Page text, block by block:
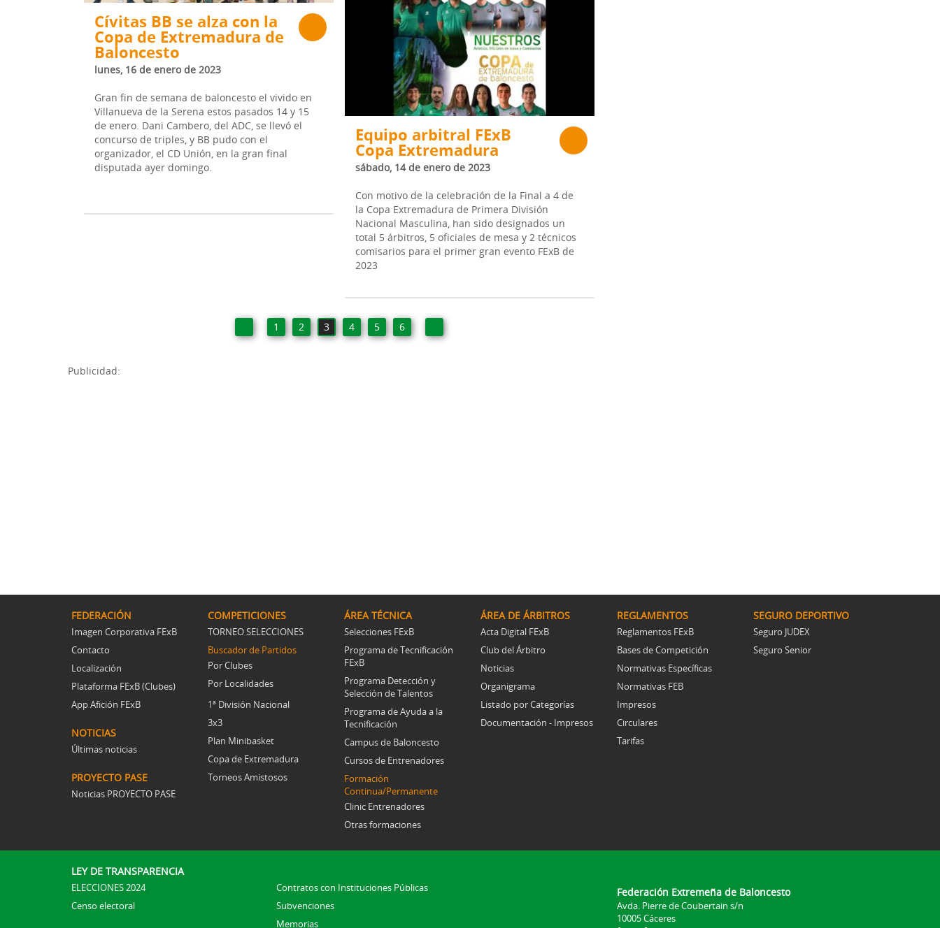
Cívitas BB se alza con la
Copa de Extremadura de
Baloncesto
lunes, 16 de enero de 2023
Gran fin de semana de baloncesto el vivido en
Villanueva de la Serena estos pasados 14 y 15
de enero. Dani Cambero, del ADC, se llevó el
concurso de triples, y BB pudo con el
organizador, el CD Unión, en la gran final
disputada ayer domingo.
Equipo arbitral FExB
Copa Extremadura
sábado, 14 de enero de 2023
Con motivo de la celebración de la Final a 4 de
la Copa Extremadura de Primera División
Nacional Masculina, han sido designados un
total 5 árbitros, 5 oficiales de mesa y 2 técnicos
comisarios para el primer gran evento FExB de
2023
1 2 3 4 5 6
Publicidad:
FEDERACIÓN
Imagen Corporativa FExB
Contacto
Localización
Plataforma FExB (Clubes)
App Afición FExB
NOTICIAS
Últimas noticias
PROYECTO PASE
Noticias PROYECTO PASE
COMPETICIONES
TORNEO SELECCIONES
Buscador de Partidos
Por Clubes
Por Localidades
1ª División Nacional
3x3
Plan Minibasket
Copa de Extremadura
Torneos Amistosos
ÁREA TÉCNICA
Selecciones FExB
Programa de Tecnificación
FExB
Programa Detección y
Selección de Talentos
Programa de Ayuda a la
Tecnificación
Campus de Baloncesto
Cursos de Entrenadores
Formación
Continua/Permanente
Clinic Entrenadores
Otras formaciones
ÁREA DE ÁRBITROS
Acta Digital FExB
Club del Árbitro
Noticias
Organigrama
Listado por Categorías
Documentación - Impresos
REGLAMENTOS
Reglamentos FExB
Bases de Competición
Normativas Específicas
Normativas FEB
Impresos
Circulares
Tarifas
SEGURO DEPORTIVO
Seguro JUDEX
Seguro Senior
LEY DE TRANSPARENCIA
ELECCIONES 2024
Censo electoral
Contratos con Instituciones Públicas
Subvenciones
Memorias
Federación Extremeña de Baloncesto
Avda. Pierre de Coubertain s/n
10005 Cáceres